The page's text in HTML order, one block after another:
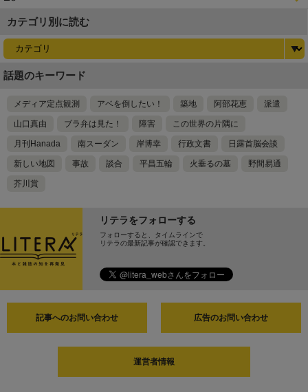
カテゴリ別に読む
話題のキーワード
メディア定点観測 アベを倒したい！ 築地 阿部花恵 派遣
山口真由 ブラ弁は見た！ 障害 この世界の片隅に
月刊Hanada 南スーダン 岸博幸 行政文書 日露首脳会談
新しい地図 事故 談合 平昌五輪 火垂るの墓 野間易通
芥川賞
リテラをフォローする
フォローすると、タイムラインで
リテラの最新記事が確認できます。
記事へのお問い合わせ 広告のお問い合わせ
運営者情報